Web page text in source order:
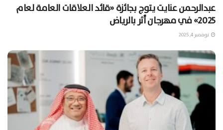
عبدالرحمن عنايت يتوج بجائزة «قائد العلاقات العامة لعام
2025» في مهرجان أثر بالرياض
نوفمبر 4, 2025